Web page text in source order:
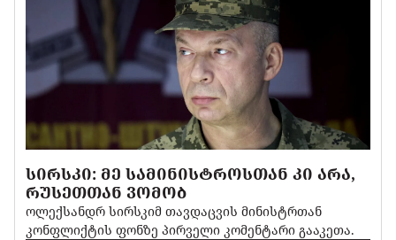
ᲡᲘᲠᲡᲙᲘ: ᲛᲔ ᲡᲐᲛᲘᲜᲘᲡᲢᲠᲝᲡᲗᲐᲜ ᲙᲘ ᲐᲠᲐ,
ᲠᲣᲡᲔᲗᲗᲐᲜ ᲕᲝᲛᲝᲑ
ოლექსანდრ სირსკიმ თავდაცვის მინისტრთან
კონფლიქტის ფონზე პირველი კომენტარი გააკეთა.